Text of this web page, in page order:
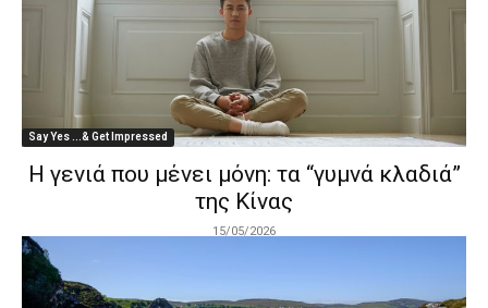
Say Yes ...& Get Impressed
Η γενιά που μένει μόνη: τα “γυμνά κλαδιά”
της Κίνας
15/05/2026